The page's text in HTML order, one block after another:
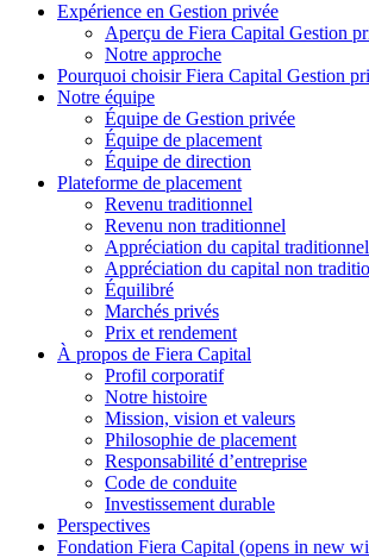
Expérience en Gestion privée
Aperçu de Fiera Capital Gestion
Notre approche
Pourquoi choisirFiera Capital Gestion
Notre équipe
Équipe de Gestion privée
Équipe de placement
Équipe de direction
Plateforme de placement
Revenu traditionnel
Revenu non traditionnel
Appréciation du capital
Appréciation du capital non
Équilibré
Marchés privés
Prix et rendement
À propos de Fiera Capital
Profil corporatif
Notre histoire
Mission, vision et valeurs
Philosophie de placement
Responsabilité d’entreprise
Code de conduite
Investissement durable
Perspectives
Fondation Fiera Capital (opens in new